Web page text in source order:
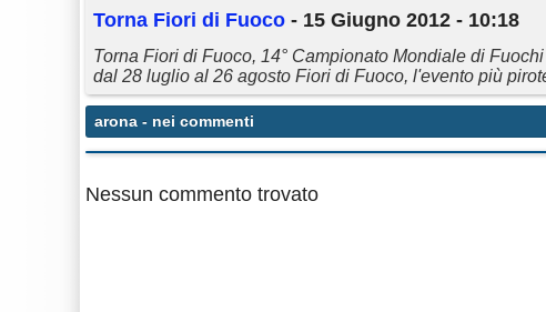
Torna Fiori di Fuoco - 15 Giugno 2012 - 10:18
Torna Fiori di Fuoco, 14° Campionato Mondiale di
dal 28 luglio al 26 agosto Fiori di Fuoco, l'evento più
arona - nei commenti
Nessun commento trovato